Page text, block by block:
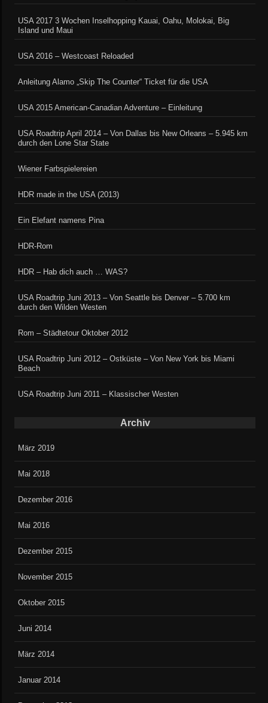
USA 2017 3 Wochen Inselhopping Kauai, Oahu, Molokai, Big
Island und Maui
USA 2016 – Westcoast Reloaded
Anleitung Alamo „Skip The Counter“ Ticket für die USA
USA 2015 American-Canadian Adventure – Einleitung
USA Roadtrip April 2014 – Von Dallas bis New Orleans – 5.945 km
durch den Lone Star State
Wiener Farbspielereien
HDR made in the USA (2013)
Ein Elefant namens Pina
HDR-Rom
HDR – Hab dich auch … WAS?
USA Roadtrip Juni 2013 – Von Seattle bis Denver – 5.700 km
durch den Wilden Westen
Rom – Städtetour Oktober 2012
USA Roadtrip Juni 2012 – Ostküste – Von New York bis Miami
Beach
USA Roadtrip Juni 2011 – Klassischer Westen
Archiv
März 2019
Mai 2018
Dezember 2016
Mai 2016
Dezember 2015
November 2015
Oktober 2015
Juni 2014
März 2014
Januar 2014